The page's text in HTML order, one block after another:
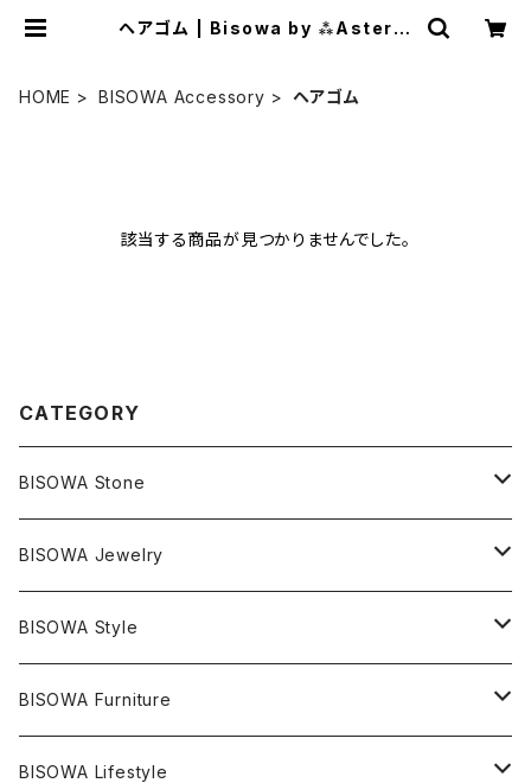
ヘアゴム | Bisowa by ⁂Asteris
HOME BISOWA Accessory ヘアゴム
該当する商品が見つかりませんでした。
CATEGORY
BISOWA Stone
マスタークリスタル / 水晶
エレスチャル
ライトニング
石の種類別
アメジスト
アクアマリン
産地別
ヒマラヤ
BISOWA Jewelry
ネックレス／ペンダント
宇佐美聖子
絹麻 ~kenma~
ピアス
宇佐美聖子
ブレスレット
BISOWA Style
ONE PIECE
ヘンプ
PANTS
BISOWA Furniture
のるすく
BISOWA Lifestyle